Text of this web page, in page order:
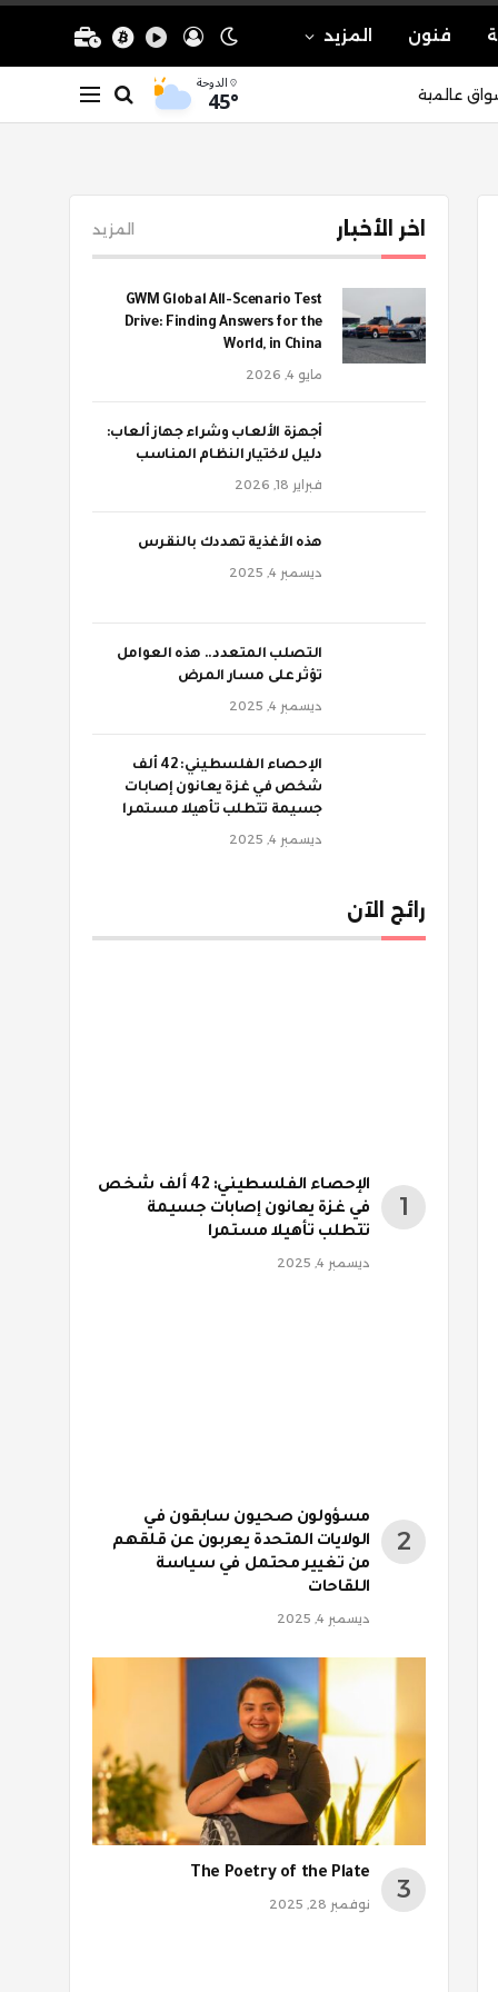
فنون المزيد
عالمية الدوحة
45°
اخر الأخبار المزيد
GWM Global All-Scenario Test
Drive: Finding Answers for the
World, in China
مايو 4, 2026
أجهزة الألعاب وشراء جهاز ألعاب:
دليل لاختيار النظام المناسب
فبراير 18, 2026
‫هذه الأغذية تهددك بالنقرس
ديسمبر 4, 2025
‫التصلب المتعدد.. هذه العوامل
تؤثر على مسار المرض
ديسمبر 4, 2025
الإحصاء الفلسطيني: 42 ألف
شخص في غزة يعانون إصابات
جسيمة تتطلب تأهيلا مستمرا
ديسمبر 4, 2025
رائج الآن
الإحصاء الفلسطيني: 42 ألف شخص
في غزة يعانون إصابات جسيمة
تتطلب تأهيلا مستمرا
ديسمبر 4, 2025
مسؤولون صحيون سابقون في
الولايات المتحدة يعربون عن قلقهم
من تغيير محتمل في سياسة
اللقاحات
ديسمبر 4, 2025
The Poetry of the Plate
نوفمبر 28, 2025